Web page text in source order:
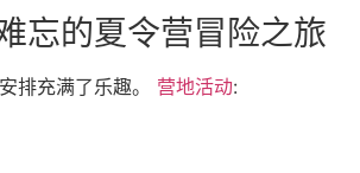
忘的夏令营冒险之旅
排充满了乐趣。 营地活动: